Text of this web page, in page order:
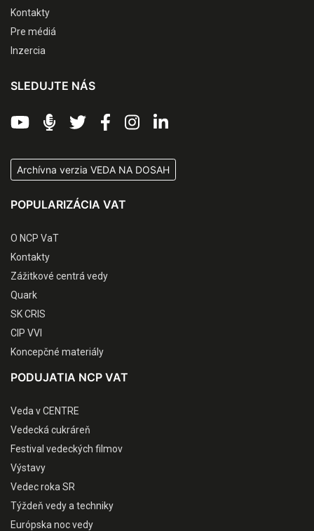
Kontakty
Pre médiá
Inzercia
SLEDUJTE NÁS
Archívna verzia VEDA NA DOSAH
POPULARIZÁCIA VAT
O NCP VaT
Kontakty
Zážitkové centrá vedy
Quark
SK CRIS
CIP VVI
Koncepčné materiály
PODUJATIA NCP VAT
Veda v CENTRE
Vedecká cukráreň
Festival vedeckých filmov
Výstavy
Vedec roka SR
Týždeň vedy a techniky
Európska noc vedy